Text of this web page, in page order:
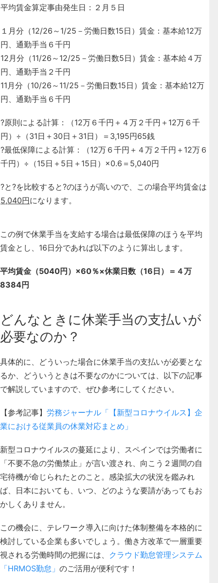
平均賃金算定事由発生日：２月５日
１月分（12/26～1/25－労働日数15日）賃金：基本給12万
円、通勤手当６千円
12月分（11/26～12/25－労働日数5日）賃金：基本給４万
円、通勤手当２千円
11月分（10/26～11/25－労働日数15日）賃金：基本給12万
円、通勤手当６千円
?原則による計算：（12万６千円＋４万２千円＋12万６千
円）÷（31日＋30日＋31日）＝3,195円65銭
?最低保障による計算：（12万６千円＋４万２千円＋12万６
千円）÷（15日＋5日＋15日）×0.6＝5,040円
?と?を比較すると?のほうが高いので、この場合平均賃金は
5,040円になります。
この例で休業手当を支給する場合は最低保障のほうを平均
賃金とし、16日分であれば以下のように算出します。
平均賃金（5040円）×60％×休業日数（16日）＝４万
8384円
どんなときに休業手当の支払いが
必要なのか？
具体的に、どういった場合に休業手当の支払いが必要とな
るか、どういうときは不要なのかについては、以下の記事
で解説していますので、ぜひ参考にしてください。
【参考記事】 労務ジャーナル「【新型コロナウイルス】企
業における従業員の休業対応まとめ」
新型コロナウイルスの蔓延により、スペインでは労働者に
「不要不急の労働禁止」が言い渡され、向こう２週間の自
宅待機が命じられたとのこと。感染拡大の状況を鑑みれ
ば、日本においても、いつ、どのような要請があってもお
かしくありません。
この機会に、テレワーク導入に向けた体制整備を本格的に
検討している企業も多いでしょう。働き方改革で一層重要
視される労働時間の把握には、 クラウド勤怠管理システム
「HRMOS勤怠」 のご活用が便利です！